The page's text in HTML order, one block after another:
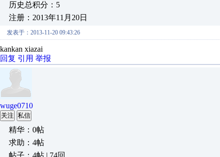
历史总积分：5
注册：2013年11月20日
发表于：2013-11-20 09:43:26
kankan xiazai
回复 引用 举报
wuge0710
关注 私信
精华：0帖
求助：4帖
帖子：4帖 | 74回